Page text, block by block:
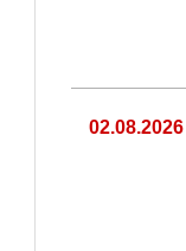
02.08.2026